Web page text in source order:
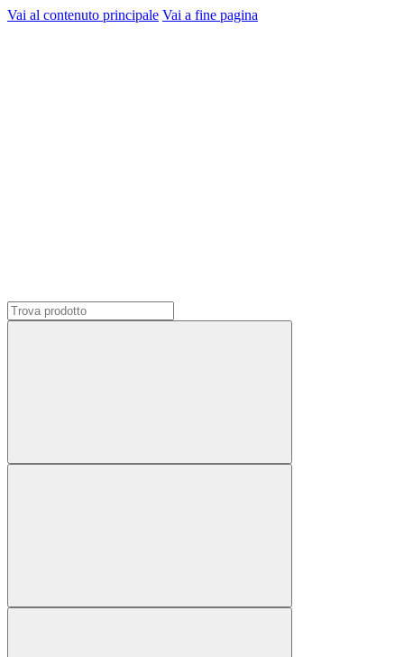
Vai al contenuto principale Vai a fine pagina